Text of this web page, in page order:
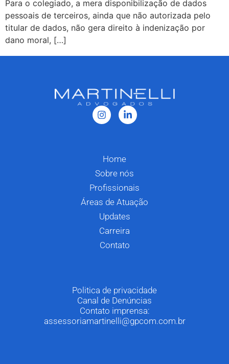
Para o colegiado, a mera disponibilização de dados
pessoais de terceiros, ainda que não autorizada pelo
titular de dados, não gera direito à indenização por
dano moral, […]
Home
Sobre nós
Profissionais
Áreas de Atuação
Updates
Carreira
Contato
Politica de privacidade
Canal de Denúncias
Contato imprensa:
assessoriamartinelli@gpcom.com.br